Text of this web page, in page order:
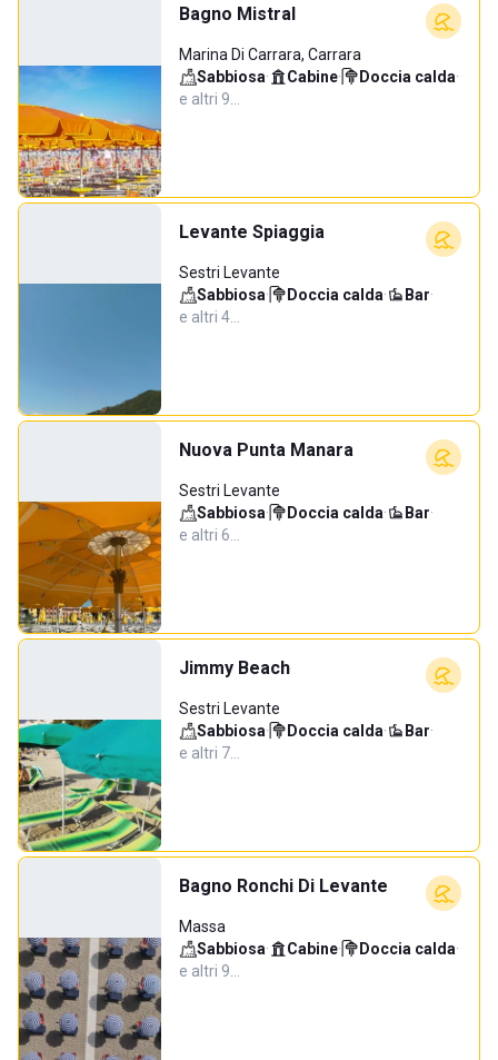
Bagno Mistral
Marina Di Carrara, Carrara
Sabbiosa· Cabine· Doccia calda·
e altri 9…
Levante Spiaggia
Sestri Levante
Sabbiosa· Doccia calda· Bar·
e altri 4…
Nuova Punta Manara
Sestri Levante
Sabbiosa· Doccia calda· Bar·
e altri 6…
Jimmy Beach
Sestri Levante
Sabbiosa· Doccia calda· Bar·
e altri 7…
Bagno Ronchi Di Levante
Massa
Sabbiosa· Cabine· Doccia calda·
e altri 9…